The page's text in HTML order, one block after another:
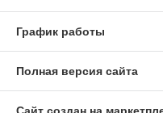
График работы
Полная версия сайта